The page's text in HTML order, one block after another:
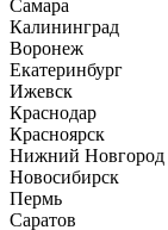
Самара
Калининград
Воронеж
Екатеринбург
Ижевск
Краснодар
Красноярск
Нижний Новгород
Новосибирск
Пермь
Саратов